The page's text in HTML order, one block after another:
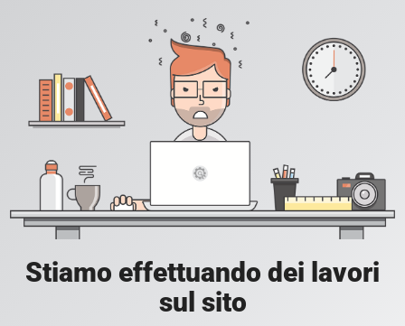
Stiamo effettuando dei lavori
sul sito